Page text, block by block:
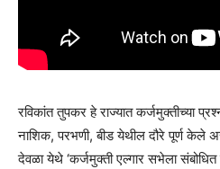
रविकांत तुपकर हे राज्यात कर्जमुक्तीच्या
नाशिक, परभणी, बीड येथील दौरे पूर्ण केले
देवळा येथे ‘कर्जमुक्ती एल्गार सभेला